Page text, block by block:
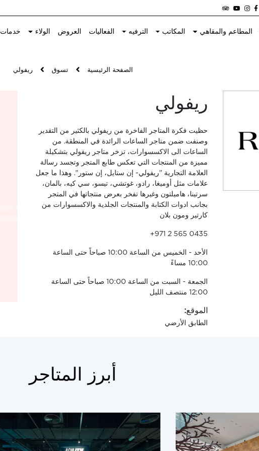
المطاعم والمقاهي المكاتب الترفيه الفعاليات العروض الولاء خدمات
الصفحة الرئيسية تسوق ريفولي
ريفولي
حظيت فكرة المتاجر الفاخرة من ريفولي بالكثير من التقدير
وصنفت ضمن متاجر الساعات الرائدة في المنطقة. من
الساعات الى الاكسسوارات، تزخر متاجر ريفولي بتشكيلة
مميزة من المنتجات التي تعكس طابع المتجر وتجسد رسالة
العلامة التجارية "ريفولي- إن ستايل، إن ستور". وهذا ما جعل
علامات مثل أوميغا، رادو، غوتشي، تيسو، سي كيه، بالمان،
سرتينا، هاميلتون وغيرها تفخر بعرض منتجاتها في المتجر
بجانب ادوات الكتابة والمنتجات الجلدية والاكسسوارات من
كارتير ومون بلان
+971 2 565 0435
الأحد - الخميس من الساعة 10:00 صباحاً حتى الساعة
10:00 مساءً
الجمعة - السبت من الساعة 10:00 صباحاً حتى الساعة
12:00 منتصف الليل
الموقع:
الطابق الأرضي
أبرز المتاجر